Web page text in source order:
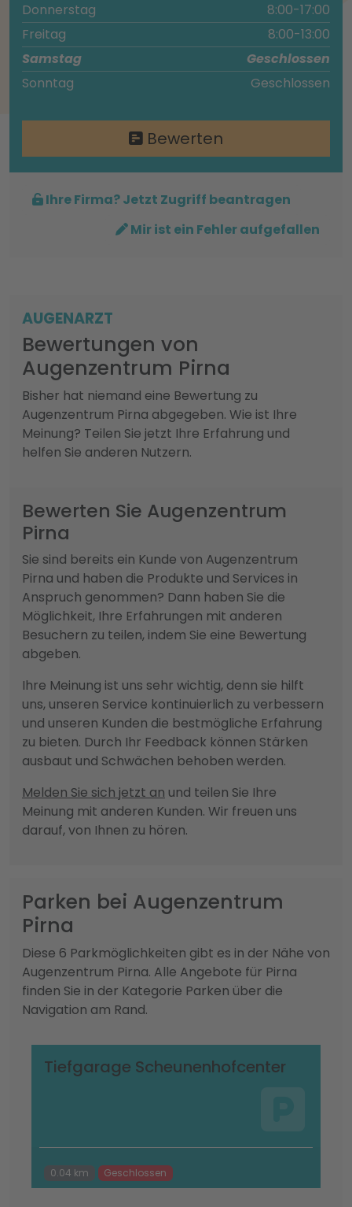
Donnerstag
8:00-17:00
Freitag
8:00-13:00
Samstag
Geschlossen
Sonntag
Geschlossen
Bewerten
Ihre Firma? Jetzt Zugriff beantragen
Mir ist ein Fehler aufgefallen
AUGENARZT
Bewertungen von
Augenzentrum Pirna
Bisher hat niemand eine Bewertung zu
Augenzentrum Pirna abgegeben. Wie ist Ihre
Meinung? Teilen Sie jetzt Ihre Erfahrung und
helfen Sie anderen Nutzern.
Bewerten Sie Augenzentrum
Pirna
Sie sind bereits ein Kunde von Augenzentrum
Pirna und haben die Produkte und Services in
Anspruch genommen? Dann haben Sie die
Möglichkeit, Ihre Erfahrungen mit anderen
Besuchern zu teilen, indem Sie eine Bewertung
abgeben.
Ihre Meinung ist uns sehr wichtig, denn sie hilft
uns, unseren Service kontinuierlich zu verbessern
und unseren Kunden die bestmögliche Erfahrung
zu bieten. Durch Ihr Feedback können Stärken
ausbaut und Schwächen behoben werden.
Melden Sie sich jetzt an und teilen Sie Ihre
Meinung mit anderen Kunden. Wir freuen uns
darauf, von Ihnen zu hören.
Parken bei Augenzentrum
Pirna
Diese 6 Parkmöglichkeiten gibt es in der Nähe von
Augenzentrum Pirna. Alle Angebote für Pirna
finden Sie in der Kategorie Parken über die
Navigation am Rand.
Tiefgarage Scheunenhofcenter
0.04 km Geschlossen